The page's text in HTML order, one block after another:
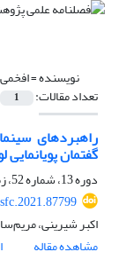
نویسنده =
تعداد مقالات: 1
راهبرد‌های
گفتمان
دوره 13، شماره 52، زمستان 1399، صفحه
اکبر شیرینی،
مشاهده مقاله